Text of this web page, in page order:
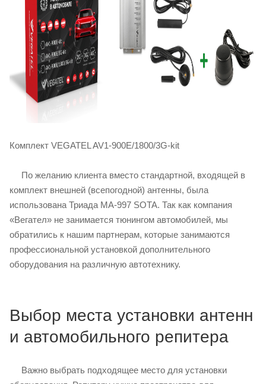
Комплект VEGATEL AV1-900E/1800/3G-kit
По желанию клиента вместо стандартной, входящей в
комплект внешней (всепогодной) антенны, была
использована Триада MA-997 SOTA. Так как компания
«Вегател» не занимается тюнингом автомобилей, мы
обратились к нашим партнерам, которые занимаются
профессиональной установкой дополнительного
оборудования на различную автотехнику.
Выбор места установки антенн
и автомобильного репитера
Важно выбрать подходящее место для установки